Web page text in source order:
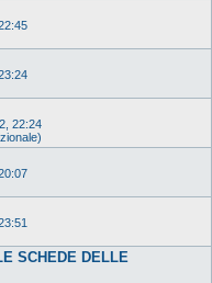
22:24
SCHEDE DELLE